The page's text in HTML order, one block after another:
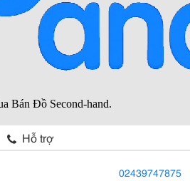
Hỗ trợ
02439747875